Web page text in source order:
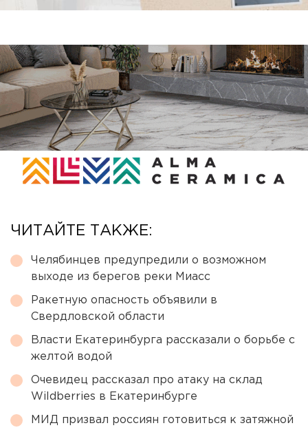
ЧИТАЙТЕ ТАКЖЕ:
Челябинцев предупредили о возможном
выходе из берегов реки Миасс
Ракетную опасность объявили в
Свердловской области
Власти Екатеринбурга рассказали о борьбе с
желтой водой
Очевидец рассказал про атаку на склад
Wildberries в Екатеринбурге
МИД призвал россиян готовиться к затяжной